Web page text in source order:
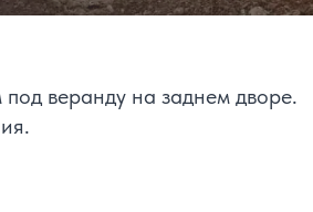
веранду на заднем дворе.